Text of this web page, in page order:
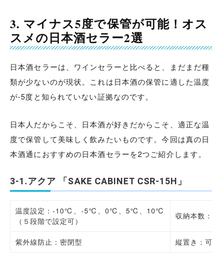
3. マイナス5度で保管が可能！オス
スメの日本酒セラー2選
日本酒セラーは、ワインセラーと比べると、まだまだ種
類が少ないのが現状。これは日本酒の保管に適した温度
が-5度と知られていない証拠なのです。
日本人だからこそ、日本酒が好きだからこそ、適正な温
度で保管して美味しく飲みたいものです。今回は真の日
本酒通におすすめの日本酒セラーを2つご紹介します。
3-1.アクア 「SAKE CABINET CSR-15H」
温度設定：-10℃、-5℃、0℃、5℃、10℃
（５段階で設定可）
収納本数：
紫外線防止：密閉型 縦置き：可能